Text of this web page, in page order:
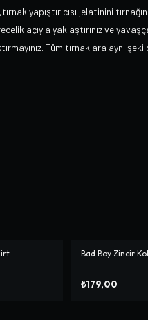
yapıştırıcısı jelatinini
açıyla yaklaştırınız ve
Tüm tırnaklara aynı
Bad Boy Zincir
₺179,00